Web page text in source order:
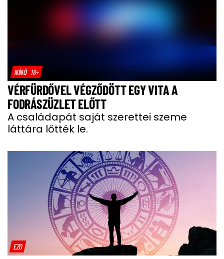
NÍNÓ 18+
VÉRFÜRDŐVEL VÉGZŐDÖTT EGY VITA A
FODRÁSZÜZLET ELŐTT
A családapát saját szerettei szeme
láttára lőtték le.
EZO